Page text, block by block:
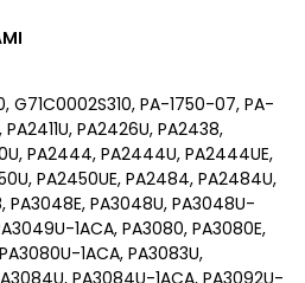
G71C0002S310, PA-1750-07, PA-
PA2426U, PA2438,
PA2444, PA2444U, PA2444UE,
PA2450UE, PA2484, PA2484U,
PA3048E, PA3048U, PA3048U-
1ACA, PA3080, PA3080E,
1ACA, PA3083U,